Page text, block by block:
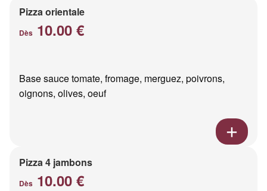
Pizza orientale
Dès 10.00 €
Base sauce tomate, fromage, merguez, poivrons,
oignons, olives, oeuf
Pizza 4 jambons
Dès 10.00 €